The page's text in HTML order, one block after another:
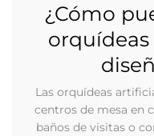
¿Cómo
Las orquídeas
centros de mesa en
baños de visitas o